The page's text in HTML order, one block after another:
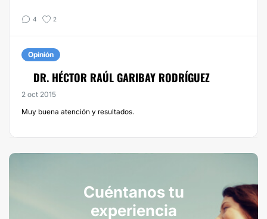
4 2
Opinión
DR. HÉCTOR RAÚL GARIBAY RODRÍGUEZ
2 oct 2015
Muy buena atención y resultados.
Cuéntanos tu
experiencia